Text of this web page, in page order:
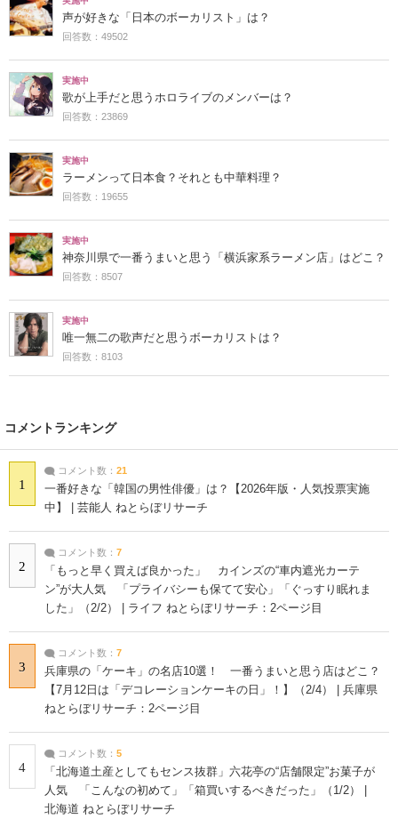
声が好きな「日本のボーカリスト」は？
回答数：49502
実施中
歌が上手だと思うホロライブのメンバーは？
回答数：23869
実施中
ラーメンって日本食？それとも中華料理？
回答数：19655
実施中
神奈川県で一番うまいと思う「横浜家系ラーメン店」はどこ？
回答数：8507
実施中
唯一無二の歌声だと思うボーカリストは？
回答数：8103
コメントランキング
1
コメント数： 21
一番好きな「韓国の男性俳優」は？【2026年版・人気投票実施
中】 | 芸能人 ねとらぼリサーチ
2
コメント数： 7
「もっと早く買えば良かった」 カインズの“車内遮光カーテ
ン”が大人気 「プライバシーも保てて安心」「ぐっすり眠れま
した」（2/2） | ライフ ねとらぼリサーチ：2ページ目
3
コメント数： 7
兵庫県の「ケーキ」の名店10選！ 一番うまいと思う店はどこ？
【7月12日は「デコレーションケーキの日」！】（2/4） | 兵庫県
ねとらぼリサーチ：2ページ目
4
コメント数： 5
「北海道土産としてもセンス抜群」六花亭の“店舗限定”お菓子が
人気 「こんなの初めて」「箱買いするべきだった」（1/2） |
北海道 ねとらぼリサーチ